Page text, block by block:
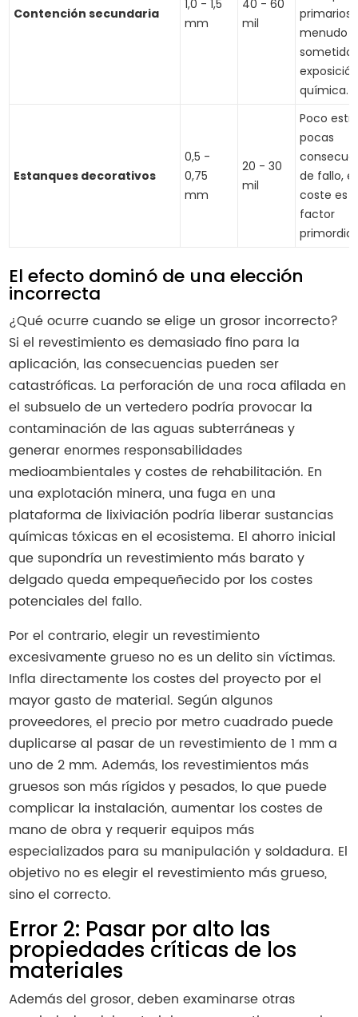
Contención secundaria
1,0 - 1,5
mm
40 - 60
mil
primarios,
menudo
química.
Estanques decorativos
0,5 -
0,75
mm
20 - 30
mil
Poco
pocas
de fallo, el
coste es
factor
primordial.
El efecto dominó de una elección
incorrecta
¿Qué ocurre cuando se elige un grosor incorrecto?
Si el revestimiento es demasiado fino para la
aplicación, las consecuencias pueden ser
catastróficas. La perforación de una roca afilada en
el subsuelo de un vertedero podría provocar la
contaminación de las aguas subterráneas y
generar enormes responsabilidades
medioambientales y costes de rehabilitación. En
una explotación minera, una fuga en una
plataforma de lixiviación podría liberar sustancias
químicas tóxicas en el ecosistema. El ahorro inicial
que supondría un revestimiento más barato y
delgado queda empequeñecido por los costes
potenciales del fallo.
Por el contrario, elegir un revestimiento
excesivamente grueso no es un delito sin víctimas.
Infla directamente los costes del proyecto por el
mayor gasto de material. Según algunos
proveedores, el precio por metro cuadrado puede
duplicarse al pasar de un revestimiento de 1 mm a
uno de 2 mm. Además, los revestimientos más
gruesos son más rígidos y pesados, lo que puede
complicar la instalación, aumentar los costes de
mano de obra y requerir equipos más
especializados para su manipulación y soldadura. El
objetivo no es elegir el revestimiento más grueso,
sino el correcto.
Error 2: Pasar por alto las
propiedades críticas de los
materiales
Además del grosor, deben examinarse otras